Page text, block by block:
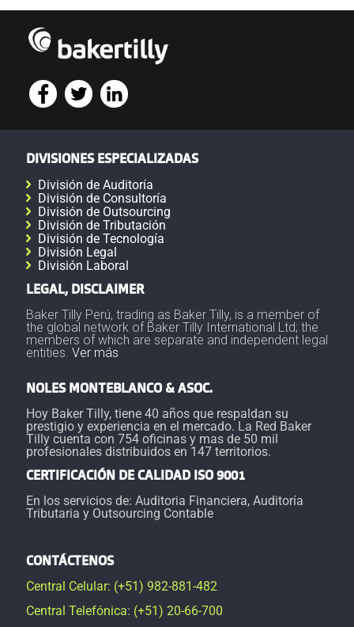
DIVISIONES ESPECIALIZADAS
División de Auditoría
División de Consultoría
División de Outsourcing
División de Tributación
División de Tecnología
División Legal
División Laboral
LEGAL, DISCLAIMER
Baker Tilly Perú, trading as Baker Tilly, is a member of
the global network of Baker Tilly International Ltd; the
members of which are separate and independent legal
entities. Ver más
NOLES MONTEBLANCO & ASOC.
Hoy Baker Tilly, tiene 40 años que respaldan su
prestigio y experiencia en el mercado. La Red Baker
Tilly cuenta con 754 oficinas y mas de 50 mil
profesionales distribuidos en 147 territorios.
CERTIFICACIÓN DE CALIDAD ISO 9001
En los servicios de: Auditoria Financiera, Auditoría
Tributaria y Outsourcing Contable
CONTÁCTENOS
Central Celular: (+51) 982-881-482
Central Telefónica: (+51) 20-66-700